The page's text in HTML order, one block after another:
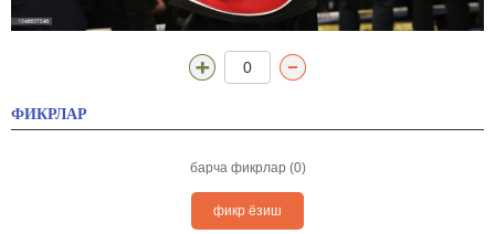
0
ФИКРЛАР
барча фикрлар (0)
фикр ёзиш